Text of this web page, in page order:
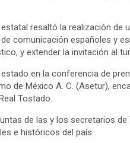
resaltó la realización de
comunicación españoles y
y extender la invitación al
en la conferencia de
de México A. C. (Asetur),
Tostado.
de las y los secretarios
e históricos del país.